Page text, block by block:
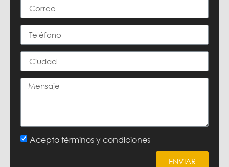
Acepto términos y condiciones
ENVIAR